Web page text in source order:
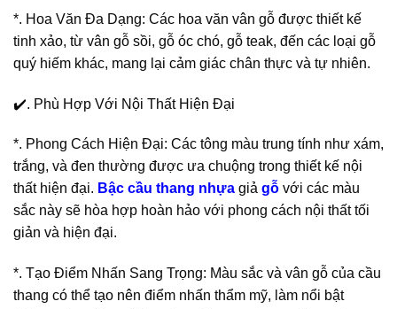
*. Hoa Văn Đa Dạng: Các hoa văn vân gỗ được thiết kế
tinh xảo, từ vân gỗ sồi, gỗ óc chó, gỗ teak, đến các loại gỗ
quý hiếm khác, mang lại cảm giác chân thực và tự nhiên.
✔️. Phù Hợp Với Nội Thất Hiện Đại
*. Phong Cách Hiện Đại: Các tông màu trung tính như xám,
trắng, và đen thường được ưa chuộng trong thiết kế nội
thất hiện đại. Bậc cầu thang nhựa giả gỗ với các màu
sắc này sẽ hòa hợp hoàn hảo với phong cách nội thất tối
giản và hiện đại.
*. Tạo Điểm Nhấn Sang Trọng: Màu sắc và vân gỗ của cầu
thang có thể tạo nên điểm nhấn thẩm mỹ, làm nổi bật